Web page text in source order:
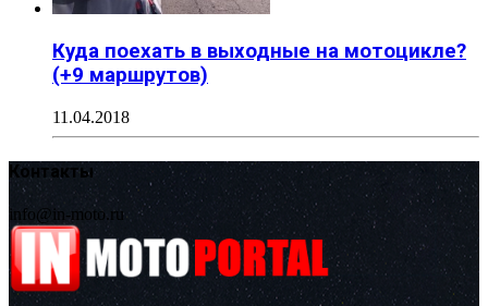
Куда поехать в выходные на мотоцикле?
(+9 маршрутов)
11.04.2018
Контакты
info@in-moto.ru